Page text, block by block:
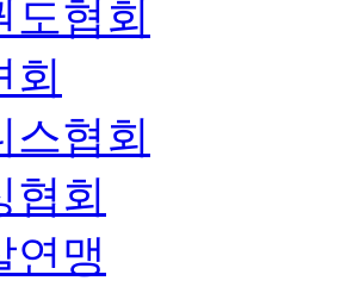
도협회
회
스협회
협회
연맹